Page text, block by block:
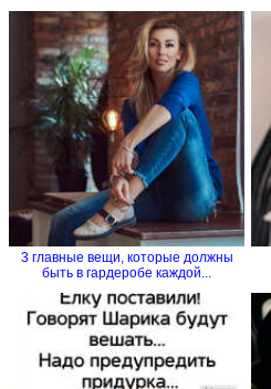
3 главные вещи, которые должны
быть в гардеробе каждой...